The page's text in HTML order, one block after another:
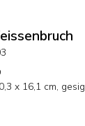
x 16,1 cm,